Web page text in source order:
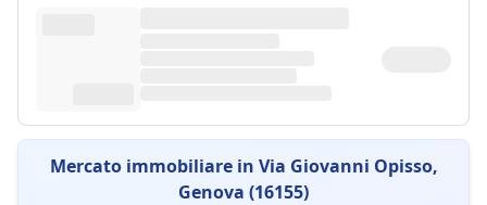
Mercato immobiliare in Via Giovanni Opisso,
Genova (16155)